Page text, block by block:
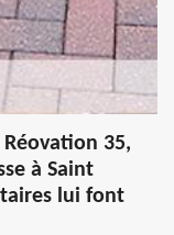
Réovation 35,
à Saint
lui font